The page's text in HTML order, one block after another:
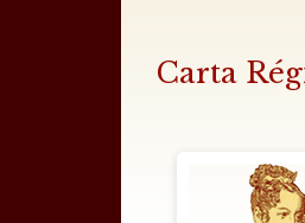
Carta